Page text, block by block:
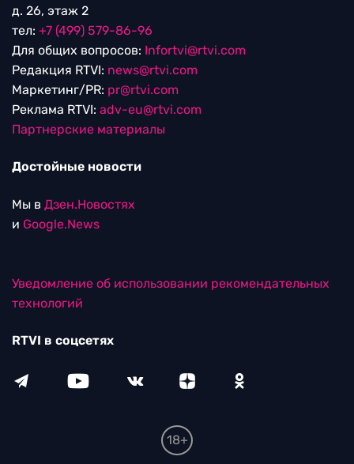
д. 26, этаж 2
тел: +7 (499) 579-86-96
Для общих вопросов: Infortvi@rtvi.com
Редакция RTVI: news@rtvi.com
Маркетинг/PR: pr@rtvi.com
Реклама RTVI: adv-eu@rtvi.com
Партнерские материалы
Достойные новости
Мы в Дзен.Новостях
и Google.News
Уведомление об использовании рекомендательных
технологий
RTVI в соцсетях
18+